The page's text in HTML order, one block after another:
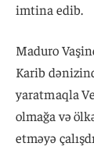
imtina edib.
Maduro
Karib
yaratmaqla
olmağa və
etməyə